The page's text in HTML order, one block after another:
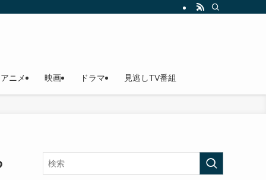
アニメ 映画 ドラマ 見逃しTV番組